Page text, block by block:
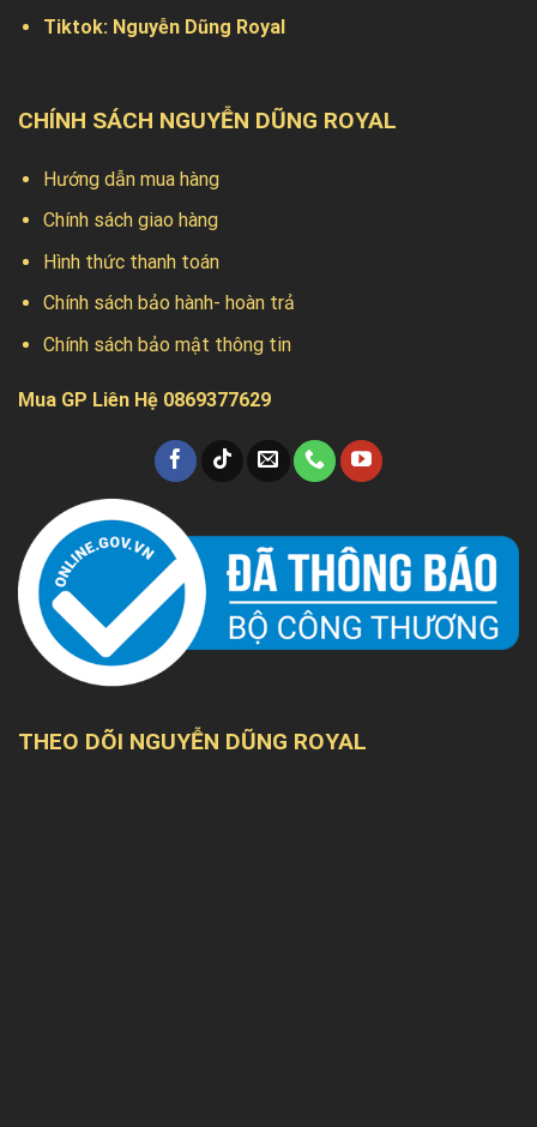
Tiktok: Nguyễn Dũng Royal
CHÍNH SÁCH NGUYỄN DŨNG ROYAL
Hướng dẫn mua hàng
Chính sách giao hàng
Hình thức thanh toán
Chính sách bảo hành- hoàn trả
Chính sách bảo mật thông tin
Mua GP Liên Hệ 0869377629
THEO DÕI NGUYỄN DŨNG ROYAL